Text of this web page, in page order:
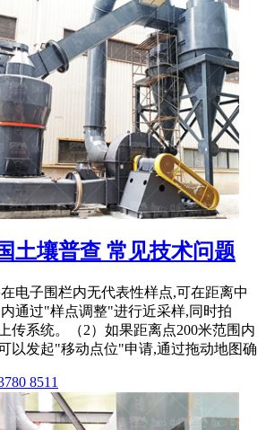
土壤普查 常见技术问题
电子围栏内无代表性样点,可在距离中
通过"样点调整"进行近采样,同时拍
传系统。（2）如果距离点200米范围内
以发起"移动点位"申请,通过拖动地图确
8511